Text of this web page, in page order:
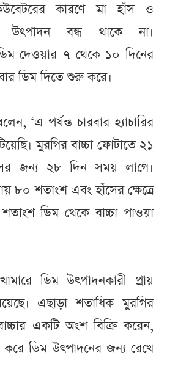
কারণে মা হাঁস ও
বন্ধ থাকে না।
ডিম দেওয়ার ৭ থেকে ১০ দিনের
ডিম দিতে শুরু করে।
‘এ পর্যন্ত চারবার হ্যাচারির
মুরগির বাচ্চা ফোটাতে ২১
জন্য ২৮ দিন সময় লাগে।
৮০ শতাংশ এবং হাঁসের ক্ষেত্রে
ডিম থেকে বাচ্চা পাওয়া
ডিম উৎপাদনকারী প্রায়
এছাড়া শতাধিক মুরগির
একটি অংশ বিক্রি করেন,
ডিম উৎপাদনের জন্য রেখে